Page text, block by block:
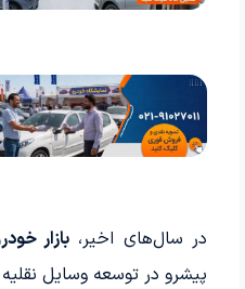
در سال‌های اخیر، بازار
پیشرو در توسعه وسایل